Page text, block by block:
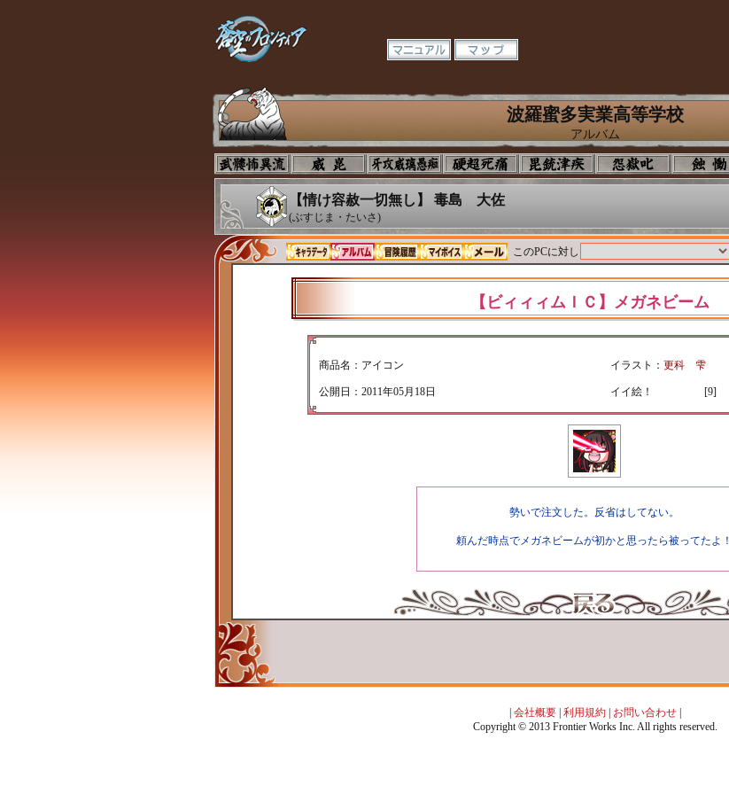
波羅蜜多実業高等学校
アルバム
【情け容赦一切無し】 毒島 大佐
(ぶすじま・たいさ)
このPCに対し
【ビィィィムＩＣ】メガネビーム
商品名：アイコン イラスト： 更科 雫
公開日：2011年05月18日 イイ絵！ [9]
勢いで注文した。反省はしてない。
頼んだ時点でメガネビームが初かと思ったら被ってたよ！
会社概要 利用規約 お問い合わせ
Copyright © 2013 Frontier Works Inc. All rights reserved.